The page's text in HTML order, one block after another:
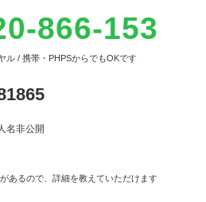
866-153
ル / 携帯・PHPSからでもOKです
名非公開
あるので、詳細を教えていただけます